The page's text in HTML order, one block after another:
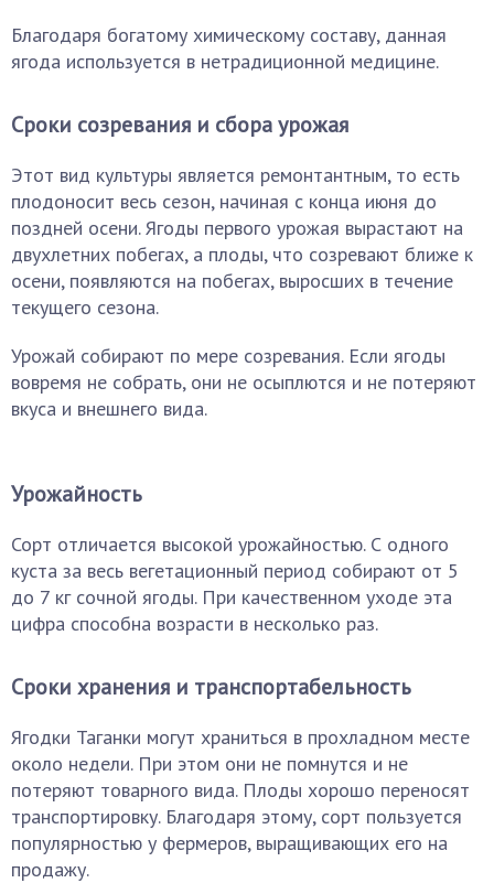
Благодаря богатому химическому составу, данная
ягода используется в нетрадиционной медицине.
Сроки созревания и сбора урожая
Этот вид культуры является ремонтантным, то есть
плодоносит весь сезон, начиная с конца июня до
поздней осени. Ягоды первого урожая вырастают на
двухлетних побегах, а плоды, что созревают ближе к
осени, появляются на побегах, выросших в течение
текущего сезона.
Урожай собирают по мере созревания. Если ягоды
вовремя не собрать, они не осыплются и не потеряют
вкуса и внешнего вида.
Урожайность
Сорт отличается высокой урожайностью. С одного
куста за весь вегетационный период собирают от 5
до 7 кг сочной ягоды. При качественном уходе эта
цифра способна возрасти в несколько раз.
Сроки хранения и транспортабельность
Ягодки Таганки могут храниться в прохладном месте
около недели. При этом они не помнутся и не
потеряют товарного вида. Плоды хорошо переносят
транспортировку. Благодаря этому, сорт пользуется
популярностью у фермеров, выращивающих его на
продажу.